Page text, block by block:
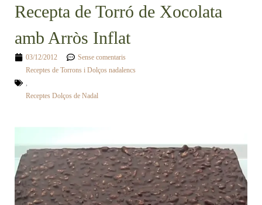
Recepta de Torró de Xocolata
amb Arròs Inflat
03/12/2012
Sense comentaris
Receptes de Torrons i Dolços nadalencs
Receptes Dolços de Nadal